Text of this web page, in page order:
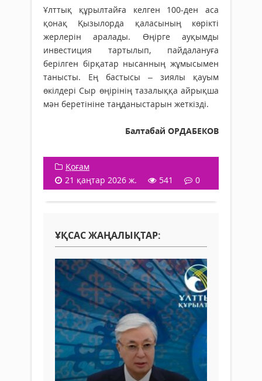
Ұлттық құрылтайға келген 100-ден аса
қонақ Қызылорда қаласының көрікті
жерлерін аралады. Өңірге ауқымды
инвестиция тартылып, пайдалануға
берілген бірқатар нысанның жұмы­сымен
танысты. Ең бастысы – зиялы қауым
өкілдері Сыр өңірінің тазалыққа айрықша
мән беретініне таңданыстарын жеткізді.
Балтабай ОРДАБЕКОВ
Қоғам
21 қаңтар 2026 ж.
541 0
ҰҚСАС ЖАҢАЛЫҚТАР: